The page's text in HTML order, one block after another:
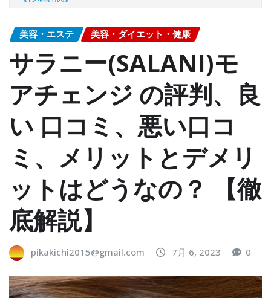
美容・エステ 美容・ダイエット・健康
サラニー(SALANI)モ
アチェンジ の評判、良
い 口コミ、悪い口コ
ミ、メリットとデメリ
ットはどうなの？ 【徹
底解説】
pikakichi2015@gmail.com 7月 6, 2023 0